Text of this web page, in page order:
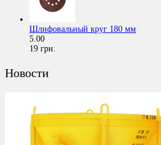
Шлифовальный круг 180 мм
5.00
19 грн.
Новости